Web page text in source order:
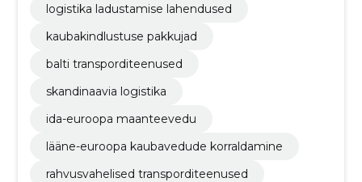
logistika ladustamise lahendused
kaubakindlustuse pakkujad
balti transporditeenused
skandinaavia logistika
ida-euroopa maanteevedu
lääne-euroopa kaubavedude korraldamine
rahvusvahelised transporditeenused